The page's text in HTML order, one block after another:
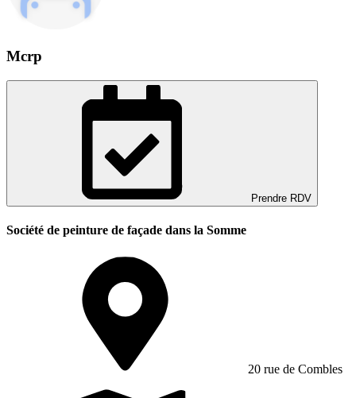
Mcrp
Prendre RDV
Société de peinture de façade dans la Somme
20 rue de Combles